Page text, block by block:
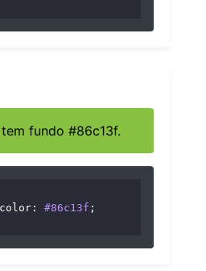
fundo #86c13f.
color : #86c13f ;